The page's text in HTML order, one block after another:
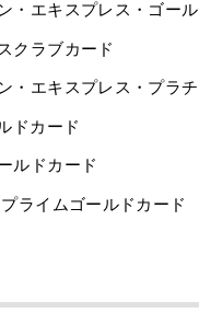
・エキスプレス・ゴー
クラブカード
・エキスプレス・プラ
ドカード
ルドカード
ライムゴールドカード